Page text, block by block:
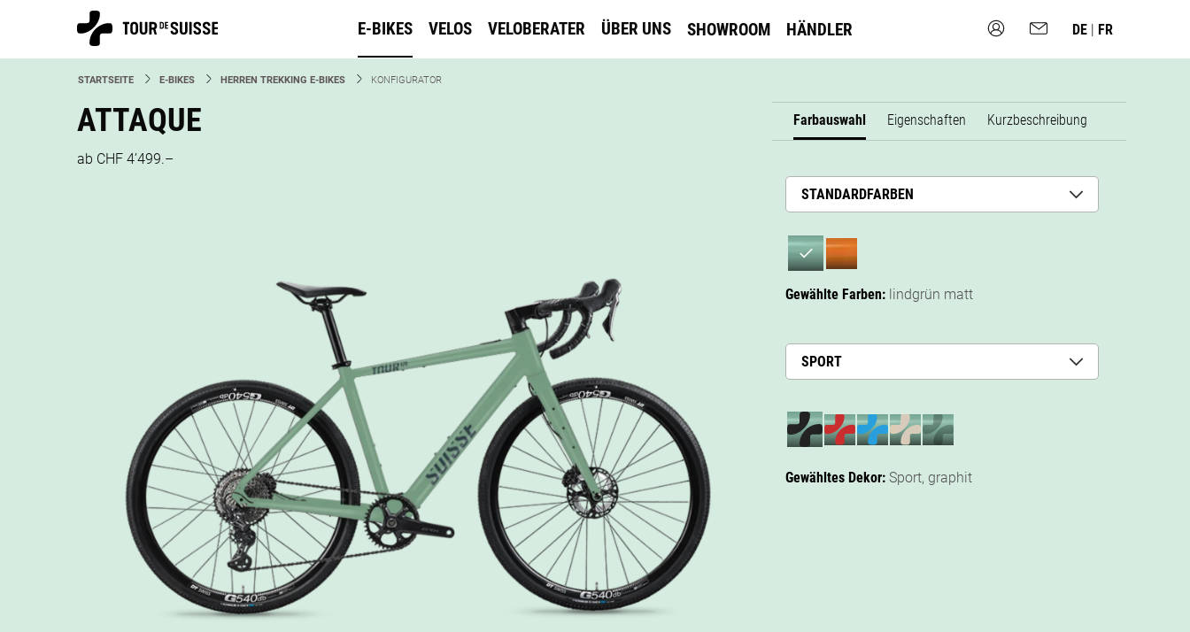
E-BIKES VELOS VELOBERATER ÜBER UNS SHOWROOM HÄNDLER DE | FR
STARTSEITE E-BIKES HERREN TREKKING E-BIKES CURRENT:
KONFIGURATOR
ATTAQUE
ab CHF 4’499.–
Farbauswahl Eigenschaften Kurzbeschreibung
STANDARDFARBEN
Gewählte Farben: lindgrün matt
SPORT
Gewähltes Dekor: Sport, graphit